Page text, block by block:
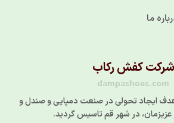
ما
شرکت کفش رکاب
dampashoes.com
ایجاد تحولی در صنعت دمپایی و صندل و
در شهر قم تاسیس گردید.